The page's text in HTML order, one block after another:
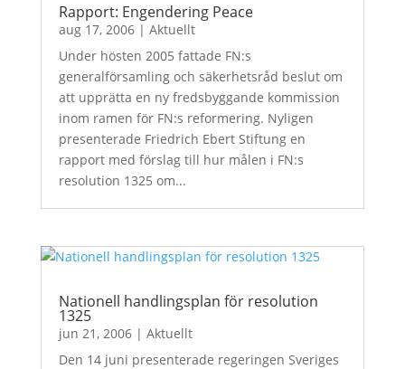
Rapport: Engendering Peace
aug 17, 2006| Aktuellt
Under hösten 2005 fattade FN:s
generalförsamling och säkerhetsråd beslut om
att upprätta en ny fredsbyggande kommission
inom ramen för FN:s reformering. Nyligen
presenterade Friedrich Ebert Stiftung en
rapport med förslag till hur målen i FN:s
resolution 1325 om...
Nationell handlingsplan för resolution
1325
jun 21, 2006| Aktuellt
Den 14 juni presenterade regeringen Sveriges